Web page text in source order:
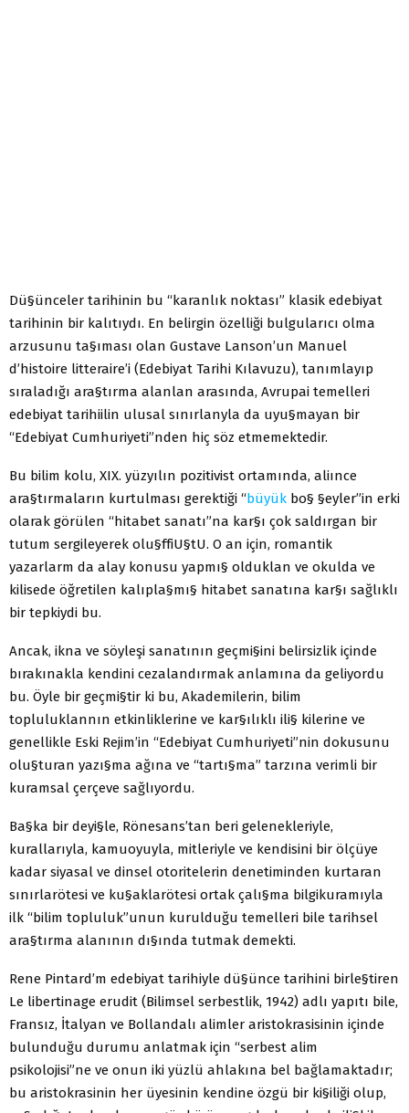
Dü§ünceler tarihinin bu “karanlık noktası” klasik edebiyat
tarihinin bir kalıtıydı. En belirgin özelliği bulgularıcı olma
arzusunu ta§ıması olan Gustave Lanson’un Manuel
d’histoire litteraire’i (Edebiyat Tarihi Kılavuzu), tanımlayıp
sıraladığı ara§tırma alanlan arasında, Avrupai temelleri
edebiyat tarihiilin ulusal sınırlanyla da uyu§mayan bir
“Edebiyat Cumhuriyeti”nden hiç söz etmemektedir.
Bu bilim kolu, XIX. yüzyılın pozitivist ortamında, aliınce
ara§tırmaların kurtulması gerektiği “büyük bo§ §eyler”in erki
olarak görülen “hitabet sanatı”na kar§ı çok saldırgan bir
tutum sergileyerek olu§ffiU§tU. O an için, romantik
yazarlarm da alay konusu yapmı§ olduklan ve okulda ve
kilisede öğretilen kalıpla§mı§ hitabet sanatına kar§ı sağlıklı
bir tepkiydi bu.
Ancak, ikna ve söyleşi sanatının geçmi§ini belirsizlik içinde
bırakınakla kendini cezalandırmak anlamına da geliyordu
bu. Öyle bir geçmi§tir ki bu, Akademilerin, bilim
topluluklannın etkinliklerine ve kar§ılıklı ili§­ kilerine ve
genellikle Eski Rejim’in “Edebiyat Cumhuriyeti”nin dokusunu
olu§turan yazı§ma ağına ve “tartı§ma” tarzına verimli bir
kuramsal çerçeve sağlıyordu.
Ba§ka bir deyi§le, Rönesans’tan beri gelenekleriyle,
kurallarıyla, kamuoyuyla, mitleriyle ve kendisini bir ölçüye
kadar siyasal ve dinsel otoritelerin denetiminden kurtaran
sınırlarötesi ve ku§aklarötesi ortak çalı§ma bilgikuramıyla
ilk “bilim topluluk”unun kurulduğu temelleri bile tarihsel
ara§tırma alanının dı§ında tutmak demekti.
Rene Pintard’m edebiyat tarihiyle dü§ünce tarihini birle§tiren
Le libertinage erudit (Bilimsel serbestlik, 1942) adlı yapıtı bile,
Fransız, İtalyan ve Bollandalı alimler aristokrasisinin içinde
bulunduğu durumu anlatmak için “serbest alim
psikolojisi”ne ve onun iki yüzlü ahlakına bel bağlamaktadır;
bu aristokrasinin her üyesinin kendine özgü bir ki§iliği olup,